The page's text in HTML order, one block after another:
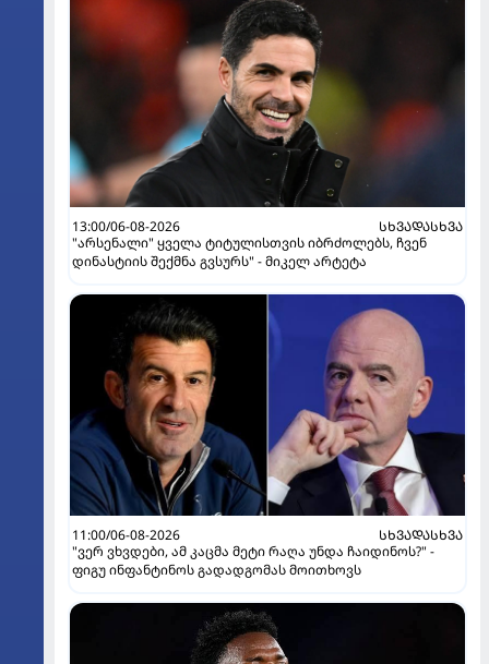
13:00/06-08-2026
ᲡᲮᲕᲐᲓᲐᲡᲮᲕᲐ
"არსენალი" ყველა ტიტულისთვის იბრძოლებს, ჩვენ
დინასტიის შექმნა გვსურს" - მიკელ არტეტა
11:00/06-08-2026
ᲡᲮᲕᲐᲓᲐᲡᲮᲕᲐ
"ვერ ვხვდები, ამ კაცმა მეტი რაღა უნდა ჩაიდინოს?" -
ფიგუ ინფანტინოს გადადგომას მოითხოვს